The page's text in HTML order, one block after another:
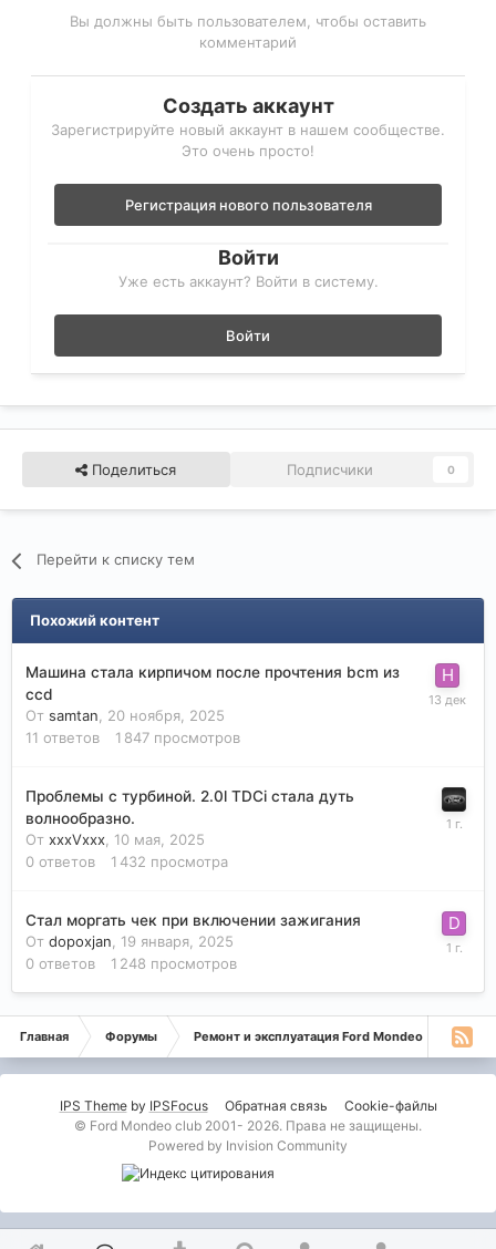
Вы должны быть пользователем, чтобы оставить
комментарий
Создать аккаунт
Зарегистрируйте новый аккаунт в нашем сообществе.
Это очень просто!
Регистрация нового пользователя
Войти
Уже есть аккаунт? Войти в систему.
Войти
Поделиться Подписчики 0
Перейти к списку тем
Похожий контент
Машина стала кирпичом после прочтения bcm из
ccd
От samtan
20 ноября, 2025
11 ответов 1 847 просмотров
Проблемы с турбиной. 2.0l TDCi стала дуть
волнообразно.
От xxxVxxx 10 мая, 2025
0 ответов 1 432 просмотра
Стал моргать чек при включении зажигания
От dopoxjan
19 января, 2025
0 ответов 1 248 просмотров
Главная Форумы Ремонт и эксплуатация Ford Mondeo
IPS Themeby IPSFocus Обратная связь
Cookie-файлы
© Ford Mondeo club 2001- 2026. Права не защищены.
Powered by Invision Community